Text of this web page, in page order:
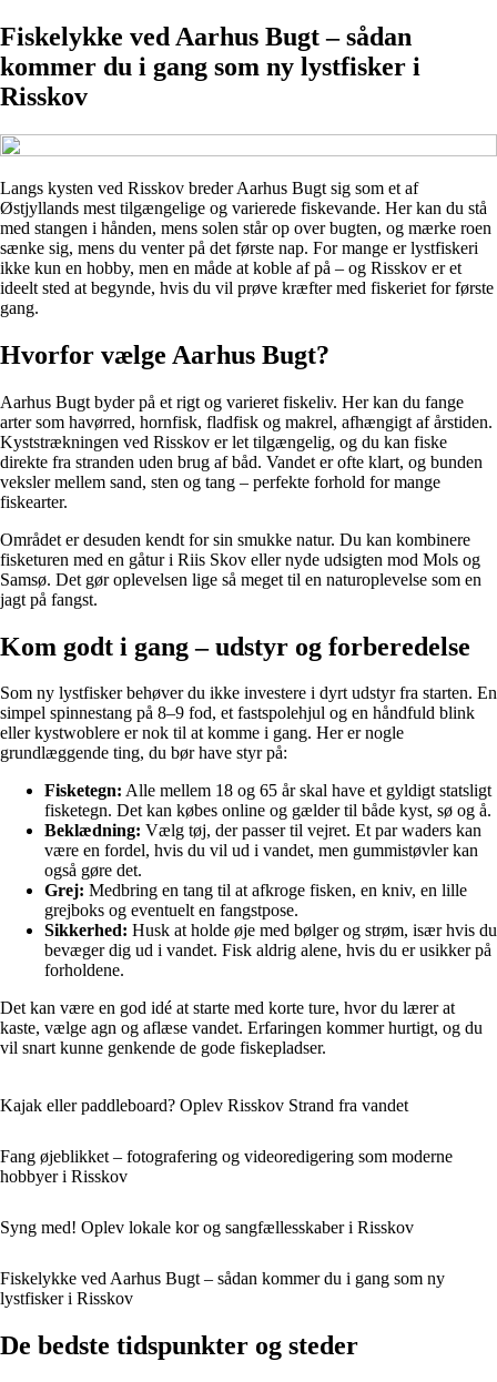
Fiskelykke ved Aarhus Bugt – sådan
kommer du i gang som ny lystfisker i
Risskov
Langs kysten ved Risskov breder Aarhus Bugt sig som et af
Østjyllands mest tilgængelige og varierede fiskevande. Her kan du stå
med stangen i hånden, mens solen står op over bugten, og mærke roen
sænke sig, mens du venter på det første nap. For mange er lystfiskeri
ikke kun en hobby, men en måde at koble af på – og Risskov er et
ideelt sted at begynde, hvis du vil prøve kræfter med fiskeriet for første
gang.
Hvorfor vælge Aarhus Bugt?
Aarhus Bugt byder på et rigt og varieret fiskeliv. Her kan du fange
arter som havørred, hornfisk, fladfisk og makrel, afhængigt af årstiden.
Kyststrækningen ved Risskov er let tilgængelig, og du kan fiske
direkte fra stranden uden brug af båd. Vandet er ofte klart, og bunden
veksler mellem sand, sten og tang – perfekte forhold for mange
fiskearter.
Området er desuden kendt for sin smukke natur. Du kan kombinere
fisketuren med en gåtur i Riis Skov eller nyde udsigten mod Mols og
Samsø. Det gør oplevelsen lige så meget til en naturoplevelse som en
jagt på fangst.
Kom godt i gang – udstyr og forberedelse
Som ny lystfisker behøver du ikke investere i dyrt udstyr fra starten. En
simpel spinnestang på 8–9 fod, et fastspolehjul og en håndfuld blink
eller kystwoblere er nok til at komme i gang. Her er nogle
grundlæggende ting, du bør have styr på:
Fisketegn: Alle mellem 18 og 65 år skal have et gyldigt statsligt
fisketegn. Det kan købes online og gælder til både kyst, sø og å.
Beklædning: Vælg tøj, der passer til vejret. Et par waders kan
være en fordel, hvis du vil ud i vandet, men gummistøvler kan
også gøre det.
Grej: Medbring en tang til at afkroge fisken, en kniv, en lille
grejboks og eventuelt en fangstpose.
Sikkerhed: Husk at holde øje med bølger og strøm, især hvis du
bevæger dig ud i vandet. Fisk aldrig alene, hvis du er usikker på
forholdene.
Det kan være en god idé at starte med korte ture, hvor du lærer at
kaste, vælge agn og aflæse vandet. Erfaringen kommer hurtigt, og du
vil snart kunne genkende de gode fiskepladser.
Kajak eller paddleboard? Oplev Risskov Strand fra vandet
Fang øjeblikket – fotografering og videoredigering som moderne
hobbyer i Risskov
Syng med! Oplev lokale kor og sangfællesskaber i Risskov
Fiskelykke ved Aarhus Bugt – sådan kommer du i gang som ny
lystfisker i Risskov
De bedste tidspunkter og steder